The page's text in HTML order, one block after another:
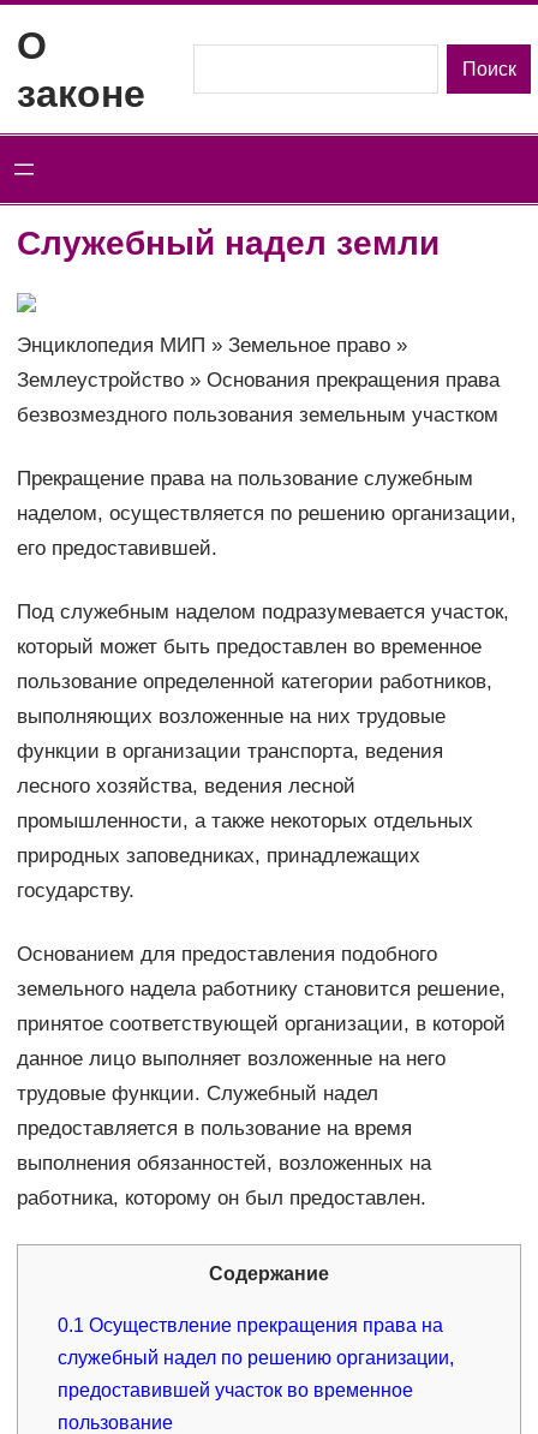
содержимому
О
законе
Поиск
Служебный надел земли
Энциклопедия МИП » Земельное право »
Землеустройство » Основания прекращения права
безвозмездного пользования земельным участком
Прекращение права на пользование служебным
наделом, осуществляется по решению организации,
его предоставившей.
Под служебным наделом подразумевается участок,
который может быть предоставлен во временное
пользование определенной категории работников,
выполняющих возложенные на них трудовые
функции в организации транспорта, ведения
лесного хозяйства, ведения лесной
промышленности, а также некоторых отдельных
природных заповедниках, принадлежащих
государству.
Основанием для предоставления подобного
земельного надела работнику становится решение,
принятое соответствующей организации, в которой
данное лицо выполняет возложенные на него
трудовые функции. Служебный надел
предоставляется в пользование на время
выполнения обязанностей, возложенных на
работника, которому он был предоставлен.
Содержание
0.1 Осуществление прекращения права на
служебный надел по решению организации,
предоставившей участок во временное
пользование